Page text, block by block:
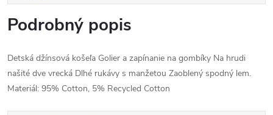
Podrobný popis
Detská džínsová košeľa Golier a zapínanie na gombíky Na hrudi
našité dve vrecká Dlhé rukávy s manžetou Zaoblený spodný lem.
Materiál: 95% Cotton, 5% Recycled Cotton